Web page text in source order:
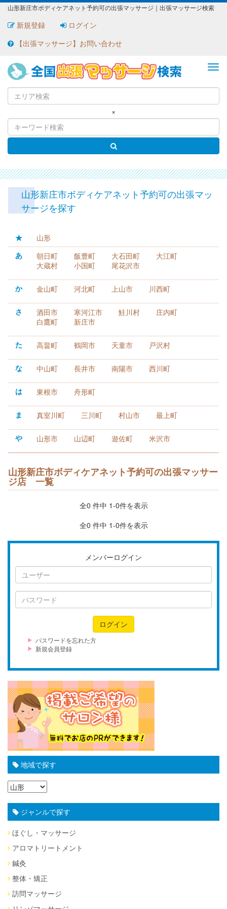
山形新庄市ボディケアネット予約可の出張マッサージ｜出張マッサージ検索
新規登録
ログイン
【出張マッサージ】お問い合わせ
×
山形新庄市ボディケアネット予約可の出張マッ
サージを探す
★
山形
あ
朝日町 飯豊町 大石田町
大江町
大蔵村
小国町 尾花沢市
か 金山町 河北町 上山市 川西町
さ 酒田市 寒河江市 鮭川村
庄内町
白鷹町
新庄市
た 高畠町 鶴岡市 天童市 戸沢村
な 中山町 長井市 南陽市 西川町
は 東根市 舟形町
ま 真室川町 三川町 村山市 最上町
や 山形市 山辺町 遊佐町 米沢市
山形新庄市ボディケアネット予約可の出張マッサー
ジ店 一覧
全0 件中 1-0件を表示
全0 件中 1-0件を表示
メンバーログイン
ユ
ザ
パ
ワ
ー
ド
ログイン
パスワードを忘れた方
新規会員登録
地域で探す
ジャンルで探す
ほぐし・マッサージ
アロマトリートメント
鍼灸
整体・矯正
訪問マッサージ